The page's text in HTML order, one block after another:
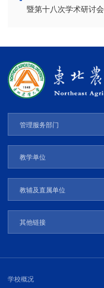
暨第十八次学术研讨会
管理服务部门
教学单位
教辅及直属单位
其他链接
学校概况